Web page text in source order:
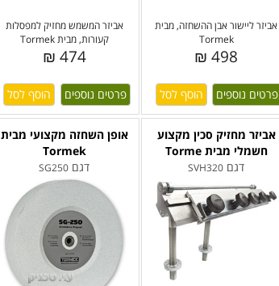
אביזר המשמש מחזיק למפסלות
קעורות, מבית Tormek
474 ₪
פרטים נוספים
אביזר ליישור אבן ההשחזה, מבית
Tormek
498 ₪
פרטים נוספים
אופן השחזה מקצועי מבית
Tormek
דגם SG250
אביזר מחזיק סכין מקצוע
חשמלי מבית Torme
דגם SVH320